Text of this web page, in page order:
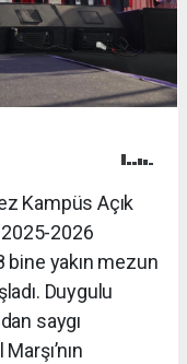
Kampüs Açık
2026
bine yakın mezun
Duygulu
saygı